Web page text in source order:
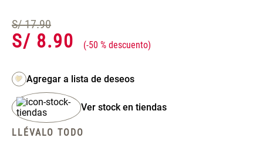
S/ 17.90
S/ 8.90 -50 %
Ver stock en tiendas
LLÉVALO TODO
Almohada
Mantel
Platos
Cortinas
Individuales
Mueble MDF y Madera Bambú
Inodoro con Puerta 65x28x171
cm
Almohada
Mantel
Platos
Cortinas
Individuales